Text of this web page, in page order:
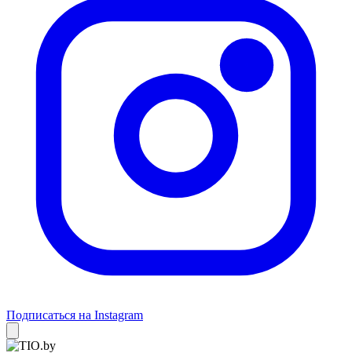
Подписаться на Instagram